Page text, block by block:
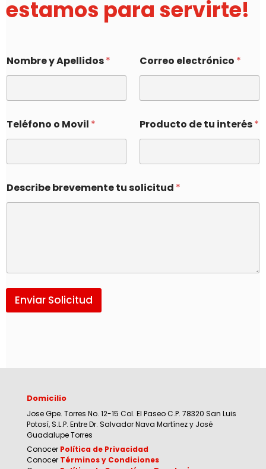
estamos para servirte!
Nombre y Apellidos* Correo electrónico *
Teléfono o Movil * Producto de tu interés*
Describe brevemente tu solicitud *
Enviar Solicitud
Domicilio
Jose Gpe. Torres No. 12-15 Col. El Paseo C.P. 78320 San Luis
Potosí, S.L.P. Entre Dr. Salvador Nava Martínez y José
Guadalupe Torres
Conocer Política de Privacidad
Conocer Términos y Condiciones